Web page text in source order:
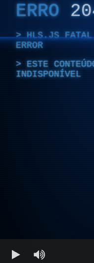
ERRO
HLS.JS FATAL
ERROR
ESTE
INDISPONÍVEL